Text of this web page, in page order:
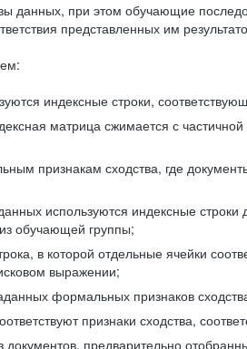
при этом обучающие
представленных им
индексные строки,
матрица сжимается с
признакам сходства, где
используются индексные
обучающей группы;
в которой отдельные ячейки
выражении;
формальных признаков
признаки сходства,
предварительно